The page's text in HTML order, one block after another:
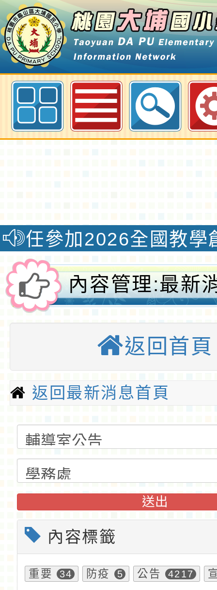
最新消息-學務處-桃園大埔國小全
全國教學創新國際認
內容管理:最新
資訊網-桃園優
返回首頁
返回最新消息首頁
送出
內容標籤
重要 34 防疫 5 公告 4217